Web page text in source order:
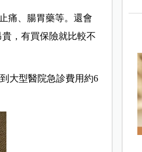
痛、腸胃藥等。 還會
，有買保險就比較不
大型醫院急診費用約6